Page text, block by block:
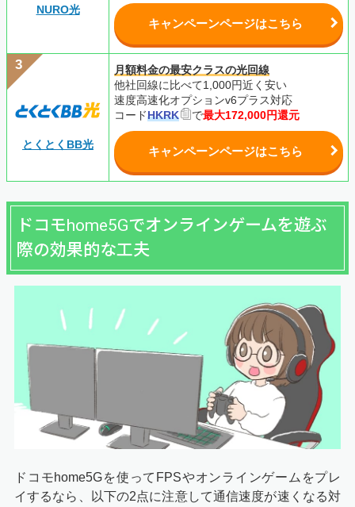
NURO光
キャンペーンページはこちら
とくとくBB光
月額料金の最安クラスの光回線
他社回線に比べて1,000円近く安い
速度高速化オプションv6プラス対応
コードHKRK で最大172,000円還元
キャンペーンページはこちら
ドコモhome5Gでオンラインゲームを遊ぶ
際の効果的な工夫
ドコモhome5Gを使ってFPSやオンラインゲームをプレ
イするなら、以下の2点に注意して通信速度が速くなる対